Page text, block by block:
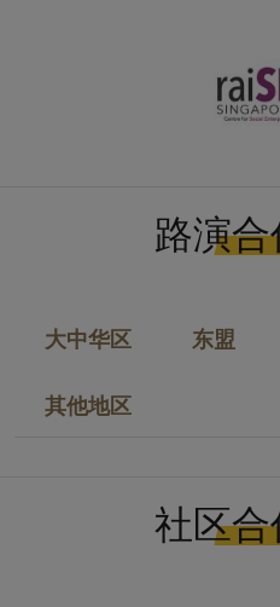
路演
大中华区 东盟
其他地区
社区